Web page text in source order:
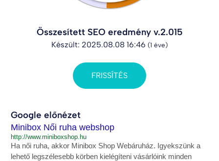
Összesített SEO eredmény v.2.015
Készült: 2025.08.08 16:46 (1 éve)
FRISSÍTÉS
Google előnézet
Minibox Női ruha webshop
http://www.miniboxshop.hu
Ha női ruha, akkor Minibox Shop Webáruház. Igyekszünk a
lehető legszélesebb körben kielégíteni vásárlóink minden